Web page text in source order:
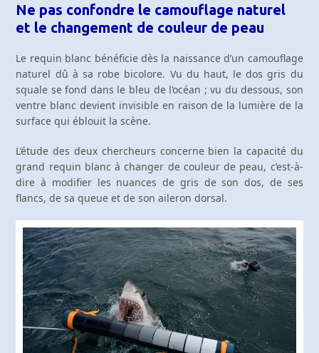
Ne pas confondre le camouflage naturel
et le changement de couleur de peau
Le requin blanc bénéficie dès la naissance d’un camouflage
naturel dû à sa robe bicolore. Vu du haut, le dos gris du
squale se fond dans le bleu de l’océan ; vu du dessous, son
ventre blanc devient invisible en raison de la lumière de la
surface qui éblouit la scène.
L’étude des deux chercheurs concerne bien la capacité du
grand requin blanc à changer de couleur de peau, c’est-à-
dire à modifier les nuances de gris de son dos, de ses
flancs, de sa queue et de son aileron dorsal.